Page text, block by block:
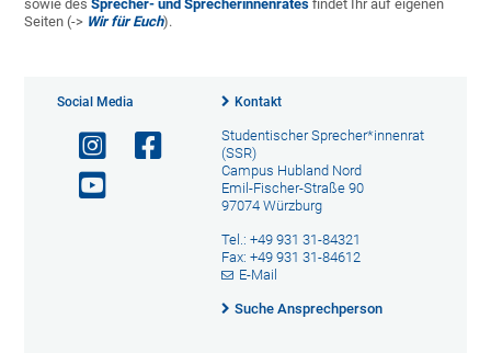
sowie desSprecher- und Sprecherinnenrates findet Ihr auf eigenen
Seiten (-> Wir für Euch).
Social Media Kontakt
Studentischer Sprecher*innenrat
(SSR)
Campus Hubland Nord
Emil-Fischer-Straße 90
97074 Würzburg
Tel.: +49 931 31-84321
Fax: +49 931 31-84612
E-Mail
Suche Ansprechperson